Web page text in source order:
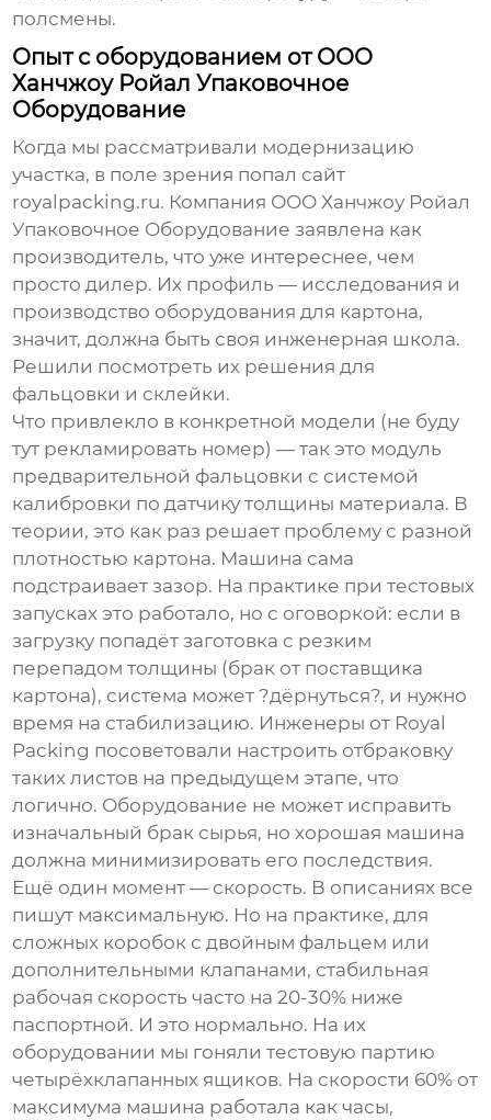
полсмены.
Опыт с оборудованием от ООО
Ханчжоу Ройал Упаковочное
Оборудование
Когда мы рассматривали модернизацию
участка, в поле зрения попал сайт
royalpacking.ru. Компания ООО Ханчжоу Ройал
Упаковочное Оборудование заявлена как
производитель, что уже интереснее, чем
просто дилер. Их профиль — исследования и
производство оборудования для картона,
значит, должна быть своя инженерная школа.
Решили посмотреть их решения для
фальцовки и склейки.
Что привлекло в конкретной модели (не буду
тут рекламировать номер) — так это модуль
предварительной фальцовки с системой
калибровки по датчику толщины материала. В
теории, это как раз решает проблему с разной
плотностью картона. Машина сама
подстраивает зазор. На практике при тестовых
запусках это работало, но с оговоркой: если в
загрузку попадёт заготовка с резким
перепадом толщины (брак от поставщика
картона), система может ?дёрнуться?, и нужно
время на стабилизацию. Инженеры от Royal
Packing посоветовали настроить отбраковку
таких листов на предыдущем этапе, что
логично. Оборудование не может исправить
изначальный брак сырья, но хорошая машина
должна минимизировать его последствия.
Ещё один момент — скорость. В описаниях все
пишут максимальную. Но на практике, для
сложных коробок с двойным фальцем или
дополнительными клапанами, стабильная
рабочая скорость часто на 20-30% ниже
паспортной. И это нормально. На их
оборудовании мы гоняли тестовую партию
четырёхклапанных ящиков. На скорости 60% от
максимума машина работала как часы,